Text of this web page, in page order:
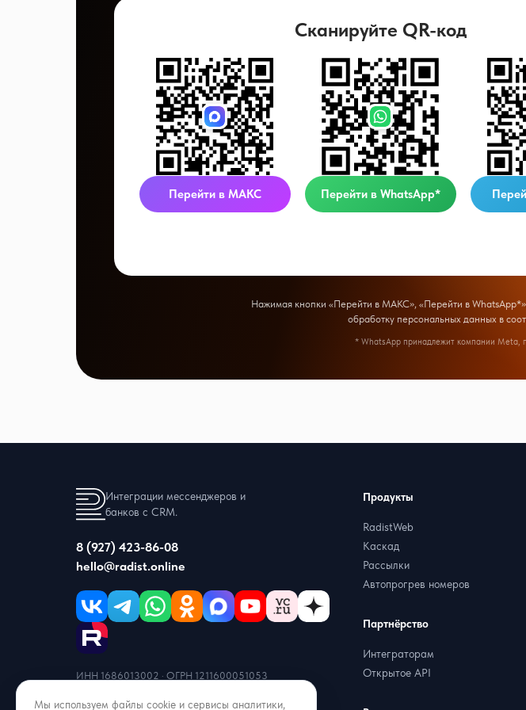
Сканируйте QR-код
Перейти в МАКС Перейти в WhatsApp*
Нажимая кнопки «Перейти в МАКС», «Перейти в
обработку персональных данных в
* WhatsApp принадлежит компании Meta,
Интеграции мессенджеров и
банков с CRM.
8 (927) 423-86-08
hello@radist.online
ИНН 1686013002 · ОГРН 1211600051053
Продукты
RadistWeb
Каскад
Рассылки
Автопрогрев номеров
Партнёрство
Интеграторам
Открытое API
Мы используем файлы cookie и сервисы аналитики,